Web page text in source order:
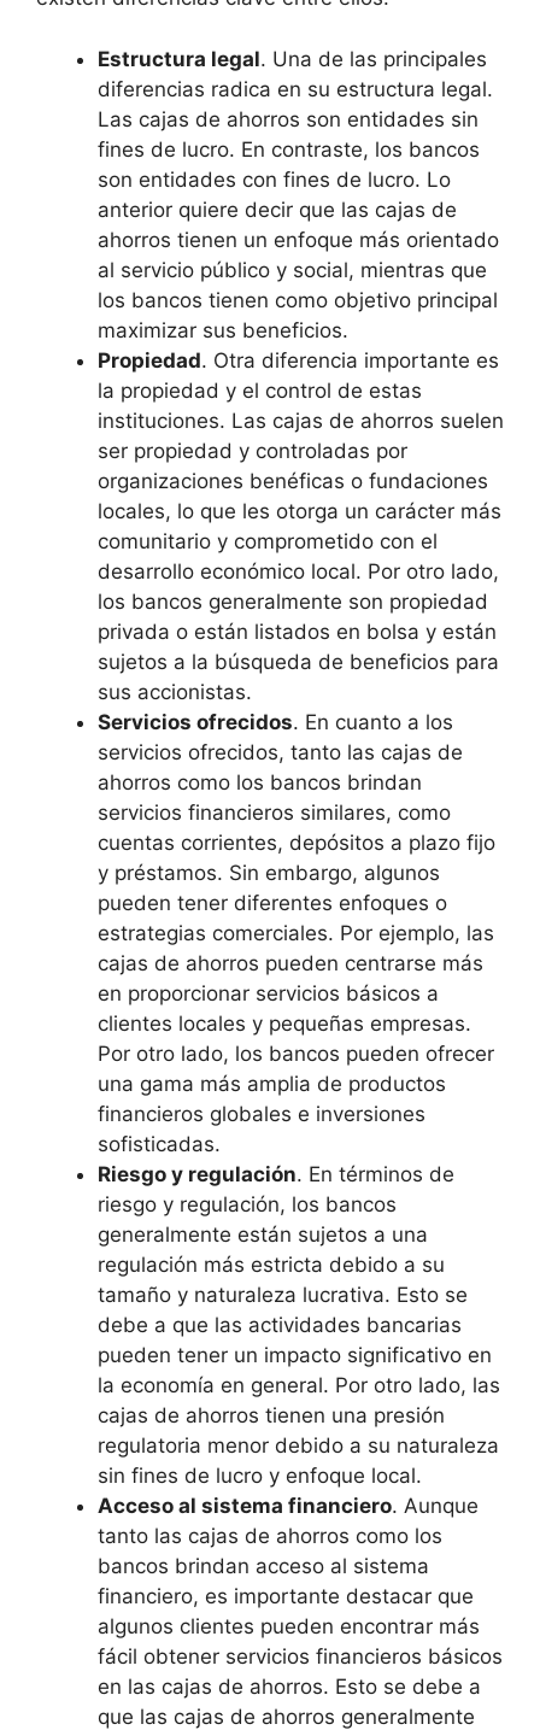
Estructura legal. Una de las principales
diferencias radica en su estructura legal.
Las cajas de ahorros son entidades sin
fines de lucro. En contraste, los bancos
son entidades con fines de lucro. Lo
anterior quiere decir que las cajas de
ahorros tienen un enfoque más orientado
al servicio público y social, mientras que
los bancos tienen como objetivo principal
maximizar sus beneficios.
Propiedad. Otra diferencia importante es
la propiedad y el control de estas
instituciones. Las cajas de ahorros suelen
ser propiedad y controladas por
organizaciones benéficas o fundaciones
locales, lo que les otorga un carácter más
comunitario y comprometido con el
desarrollo económico local. Por otro lado,
los bancos generalmente son propiedad
privada o están listados en bolsa y están
sujetos a la búsqueda de beneficios para
sus accionistas.
Servicios ofrecidos. En cuanto a los
servicios ofrecidos, tanto las cajas de
ahorros como los bancos brindan
servicios financieros similares, como
cuentas corrientes, depósitos a plazo fijo
y préstamos. Sin embargo, algunos
pueden tener diferentes enfoques o
estrategias comerciales. Por ejemplo, las
cajas de ahorros pueden centrarse más
en proporcionar servicios básicos a
clientes locales y pequeñas empresas.
Por otro lado, los bancos pueden ofrecer
una gama más amplia de productos
financieros globales e inversiones
sofisticadas.
Riesgo y regulación. En términos de
riesgo y regulación, los bancos
generalmente están sujetos a una
regulación más estricta debido a su
tamaño y naturaleza lucrativa. Esto se
debe a que las actividades bancarias
pueden tener un impacto significativo en
la economía en general. Por otro lado, las
cajas de ahorros tienen una presión
regulatoria menor debido a su naturaleza
sin fines de lucro y enfoque local.
Acceso al sistema financiero. Aunque
tanto las cajas de ahorros como los
bancos brindan acceso al sistema
financiero, es importante destacar que
algunos clientes pueden encontrar más
fácil obtener servicios financieros básicos
en las cajas de ahorros. Esto se debe a
que las cajas de ahorros generalmente